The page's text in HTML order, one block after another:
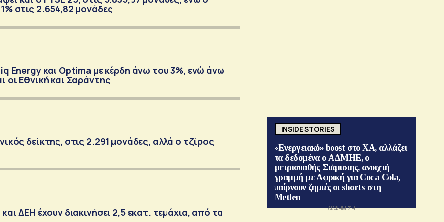
στις 2.654,82 μονάδες
Energy και Optima με κέρδη άνω του 3%, ενώ άνω
οι Εθνική και Σαράντης
δείκτης, στις 2.291 μονάδες, αλλά ο τζίρος
ΔΕΗ έχουν διακινήσει 2,5 εκατ. τεμάχια, από τα
INSIDE STORIES
«Ενεργειακό» boost στο ΧΑ, αλλάζει
τα δεδομένα ο ΑΔΜΗΕ, ο
μετριοπαθής Σιάμισιης, ανοιχτή
γραμμή με Αφρική για Coca Cola,
παίρνουν ζημιές οι shorts στη
Metlen